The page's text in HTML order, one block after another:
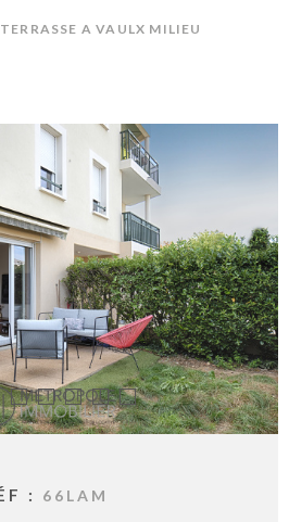
CHEZ
A VAULX MILIEU
: 66LAM